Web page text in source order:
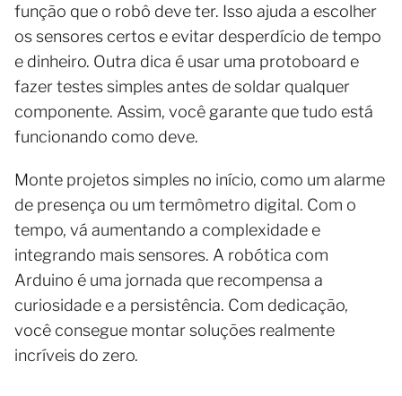
função que o robô deve ter. Isso ajuda a escolher
os sensores certos e evitar desperdício de tempo
e dinheiro. Outra dica é usar uma protoboard e
fazer testes simples antes de soldar qualquer
componente. Assim, você garante que tudo está
funcionando como deve.
Monte projetos simples no início, como um alarme
de presença ou um termômetro digital. Com o
tempo, vá aumentando a complexidade e
integrando mais sensores. A robótica com
Arduino é uma jornada que recompensa a
curiosidade e a persistência. Com dedicação,
você consegue montar soluções realmente
incríveis do zero.